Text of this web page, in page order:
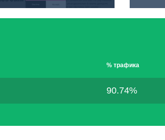
% трафика
90.74%